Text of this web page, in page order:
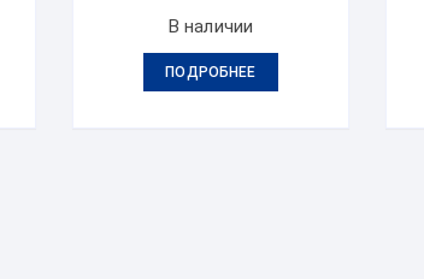
В наличии
ПОДРОБНЕЕ